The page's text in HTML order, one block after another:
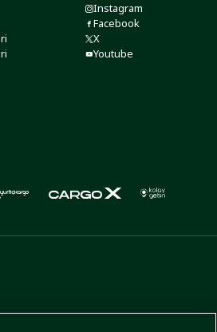
Instagram
Facebook
X
Youtube